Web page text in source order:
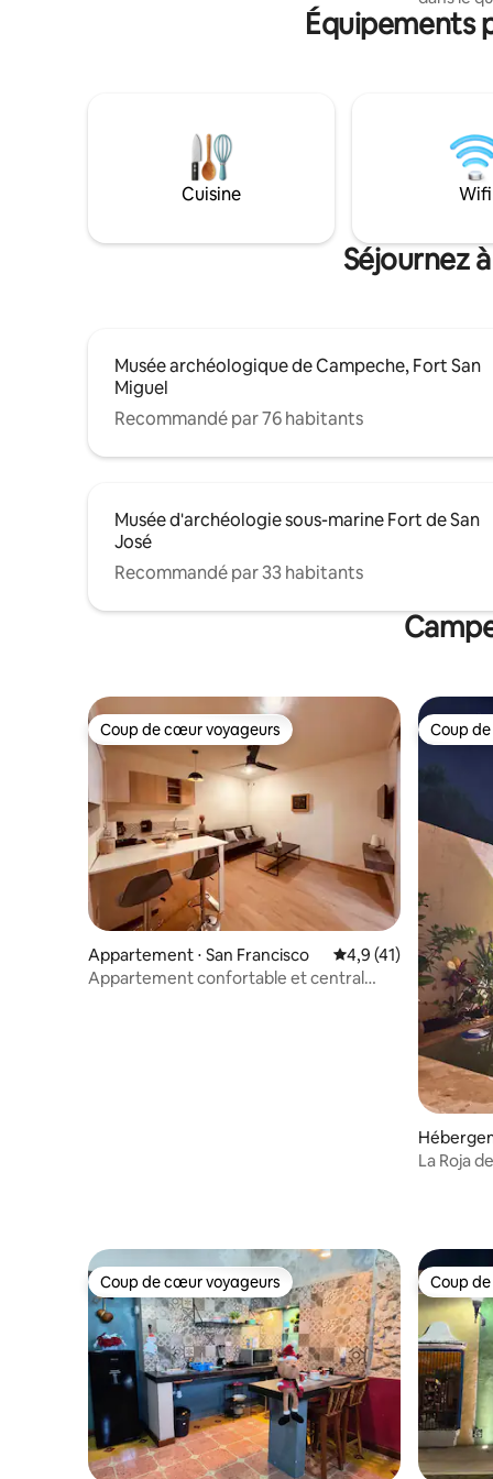
La climatisation n'est disponible que dans
Román.
touristes
est
d'une
Équipements
Cuisine Wifi
Séjournez
Musée archéologique de Campeche, Fort San
Miguel
Recommandé par 76 habitants
Musée d'archéologie sous-marine Fort de San
José
Recommandé par 33 habitants
Coup de cœur voyageurs
Coup de cœur voyageurs
Appartement ⋅ San Francisco Évaluation moyenne
4,9 (41)
Appartement confortable et central
Coup
Coup
La Roja
Coup de cœur voyageurs
Coup de cœur voyageurs Coup
Coup